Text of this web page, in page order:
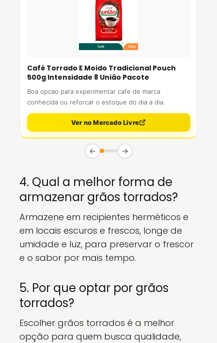
Café Torrado E Moido Tradicional Pouch
500g Intensidade 8 União Pacote
Boa opcao para experimentar cafe de marca
conhecida ou reforcar o estoque do dia a dia.
Ver no Mercado Livre
← →
4. Qual a melhor forma de
armazenar grãos torrados?
Armazene em recipientes herméticos e
em locais escuros e frescos, longe de
umidade e luz, para preservar o frescor
e o sabor por mais tempo.
5. Por que optar por grãos
torrados?
Escolher grãos torrados é a melhor
opção para quem busca qualidade,